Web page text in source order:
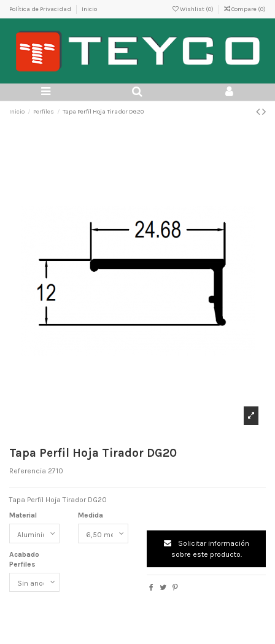
Política de Privacidad Inicio Wishlist (0) Compare (0)
Inicio Perfiles Tapa Perfil Hoja Tirador DG20
Tapa Perfil Hoja Tirador DG20
Referencia 2710
Tapa Perfil Hoja Tirador DG20
Material
Medida
Acabado
Perfiles
Solicitar información
sobre este producto.